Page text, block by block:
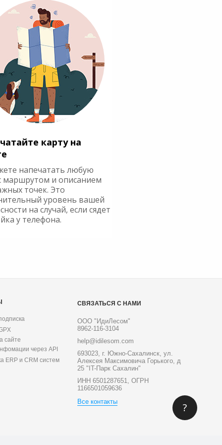
карту на
напечатать любую
маршрутом и описанием
точек. Это
уровень вашей
на случай, если сядет
у телефона.
сайте
через API
ERP и CRM систем
СВЯЗАТЬСЯ С НАМИ
ООО "ИдиЛесом"
8962-116-3104
help@idilesom.com
693023, г. Южно-Сахалинск, ул.
Алексея Максимовича Горького, д
25 "IT-Парк Сахалин"
ИНН 6501287651, ОГРН
1166501059636
Все контакты
?